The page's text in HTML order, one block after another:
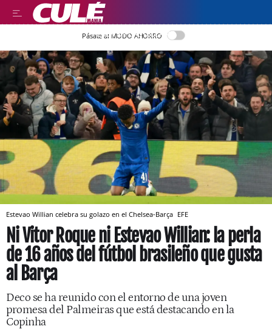
LEER EN CASTELLANO
Pásate al MODO AHORRO
Estevao Willian celebra su golazo en el Chelsea-Barça EFE
Ni Vitor Roque ni Estevao Willian: la perla
de 16 años del fútbol brasileño que gusta
al Barça
Deco se ha reunido con el entorno de una joven
promesa del Palmeiras que está destacando en la
Copinha